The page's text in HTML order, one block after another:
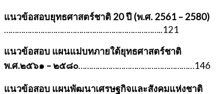
แนวข้อสอบยุทธศาสตร์ชาติ 20 ปี (พ.ศ. 2561 – 2580)
………………………………………………………………..121
แนวข้อสอบ แผนแม่บทภายใต้ยุทธศาสตร์ชาติ
พ.ศ.๒๕๖๑ – ๒๕๘๐………………………………………………146
แนวข้อสอบ แผนพัฒนาเศรษฐกิจและสังคมแห่งชาติ